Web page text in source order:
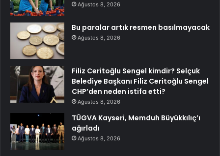
Ağustos 8, 2026
Bu paralar artık resmen basılmayacak
Ağustos 8, 2026
Filiz Ceritoğlu Sengel kimdir? Selçuk
Belediye Başkanı Filiz Ceritoğlu Sengel
CHP’den neden istifa etti?
Ağustos 8, 2026
TÜGVA Kayseri, Memduh Büyükkılıç’ı
ağırladı
Ağustos 8, 2026